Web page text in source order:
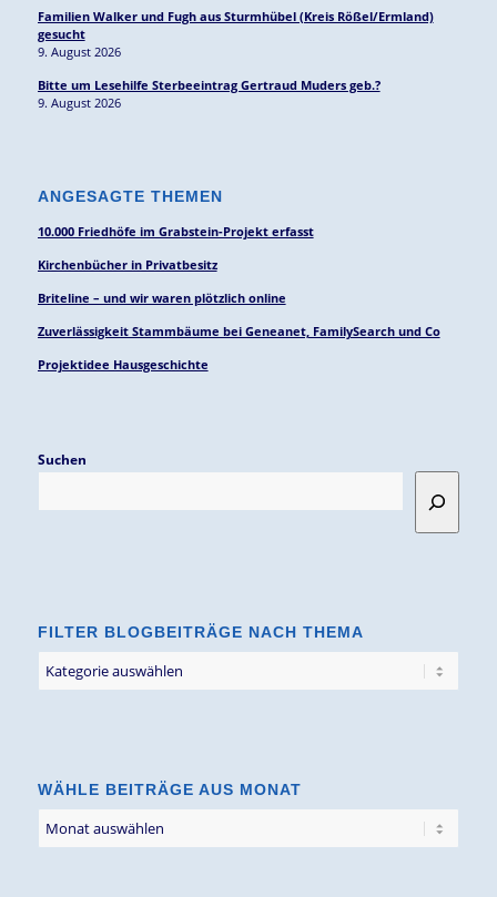
Familien Walker und Fugh aus Sturmhübel (Kreis Rößel/Ermland)
gesucht
9. August 2026
Bitte um Lesehilfe Sterbeeintrag Gertraud Muders geb.?
9. August 2026
ANGESAGTE THEMEN
10.000 Friedhöfe im Grabstein-Projekt erfasst
Kirchenbücher in Privatbesitz
Briteline – und wir waren plötzlich online
Zuverlässigkeit Stammbäume bei Geneanet, FamilySearch und Co
Projektidee Hausgeschichte
Suchen
FILTER BLOGBEITRÄGE NACH THEMA
Blogbeiträge
WÄHLE BEITRÄGE AUS MONAT